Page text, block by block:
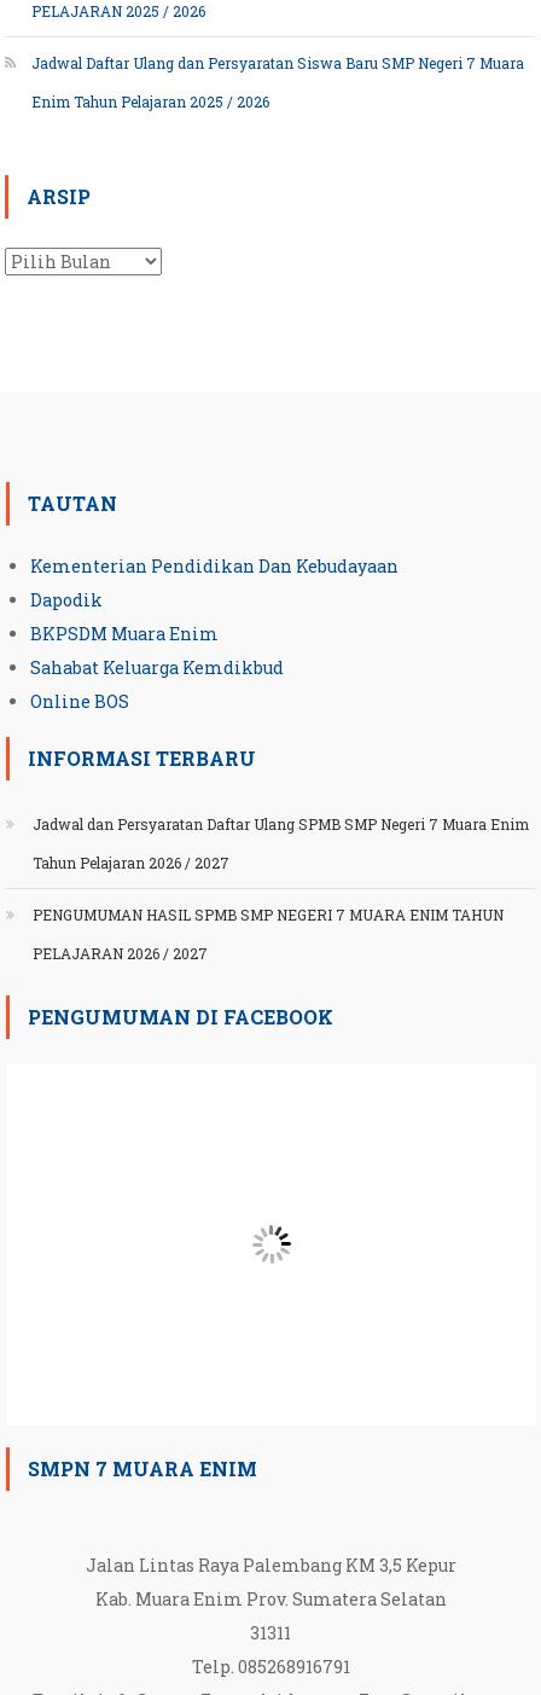
PELAJARAN 2025 / 2026
Jadwal Daftar Ulang dan Persyaratan Siswa Baru SMP Negeri 7 Muara
Enim Tahun Pelajaran 2025 / 2026
ARSIP
Arsip
TAUTAN
Kementerian Pendidikan Dan Kebudayaan
Dapodik
BKPSDM Muara Enim
Sahabat Keluarga Kemdikbud
Online BOS
INFORMASI TERBARU
Jadwal dan Persyaratan Daftar Ulang SPMB SMP Negeri 7 Muara Enim
Tahun Pelajaran 2026 / 2027
PENGUMUMAN HASIL SPMB SMP NEGERI 7 MUARA ENIM TAHUN
PELAJARAN 2026 / 2027
PENGUMUMAN DI FACEBOOK
SMPN 7 MUARA ENIM
Jalan Lintas Raya Palembang KM 3,5 Kepur
Kab. Muara Enim Prov. Sumatera Selatan
31311
Telp. 085268916791